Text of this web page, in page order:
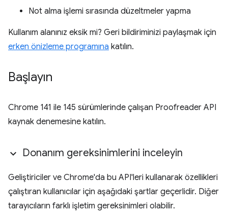
Not alma işlemi sırasında düzeltmeler yapma
Kullanım alanınız eksik mi? Geri bildiriminizi paylaşmak için
erken önizleme programına katılın.
Başlayın
Chrome 141 ile 145 sürümlerinde çalışan Proofreader API
kaynak denemesine katılın.
Donanım gereksinimlerini inceleyin
Geliştiriciler ve Chrome'da bu API'leri kullanarak özellikleri
çalıştıran kullanıcılar için aşağıdaki şartlar geçerlidir. Diğer
tarayıcıların farklı işletim gereksinimleri olabilir.